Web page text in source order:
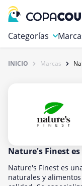
Categorías
Autos y
Educación y carreras
Gastronomía y
Hogar, Jardín y
Internet y
INICIO Marcas
Nature's Finest es
Nature's Finest es
naturales y